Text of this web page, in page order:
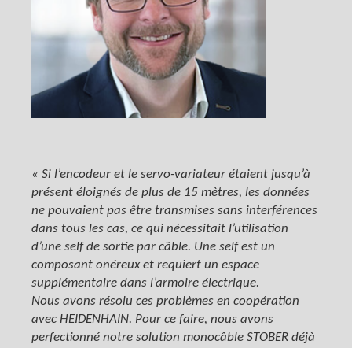
« Si l’encodeur et le servo-variateur étaient jusqu’à
présent éloignés de plus de 15 mètres, les données
ne pouvaient pas être transmises sans interférences
dans tous les cas, ce qui nécessitait l’utilisation
d’une self de sortie par câble. Une self est un
composant onéreux et requiert un espace
supplémentaire dans l’armoire électrique.
Nous avons résolu ces problèmes en coopération
avec HEIDENHAIN. Pour ce faire, nous avons
perfectionné notre solution monocâble STOBER déjà